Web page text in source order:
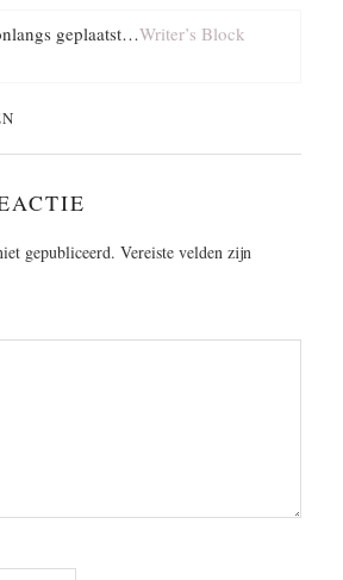
geplaatst…Writer’s Block
gepubliceerd. Vereiste velden zijn